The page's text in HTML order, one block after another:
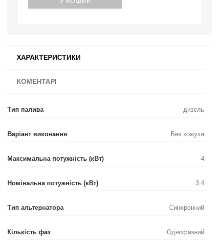
ХАРАКТЕРИСТИКИ
КОМЕНТАРІ
Тип палива дизель
Варіант виконання Без кожуха
Максимальна потужність (кВт) 4
Номінальна потужність (кВт) 3,4
Тип альтернатора Синхронний
Кількість фаз Однофазний